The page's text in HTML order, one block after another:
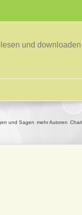
und
und Sagen mehr Autoren